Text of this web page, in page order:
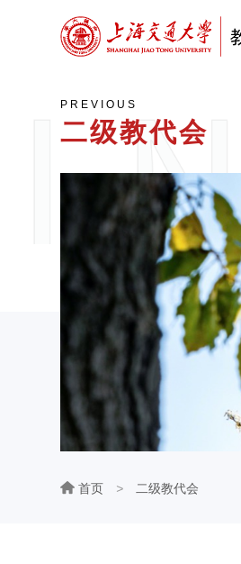
PREVIOUS
二级教代会
首页 > 二级教代会